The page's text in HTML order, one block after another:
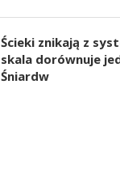
Ścieki znikają z
skala dorównuje
Śniardw